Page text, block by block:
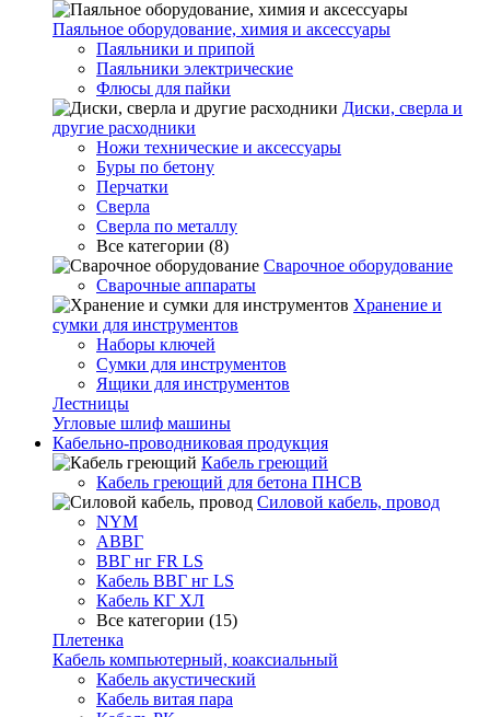
Паяльное оборудование, химия и аксессуары
Паяльники и припой
Паяльники электрические
Флюсы для пайки
Диски, сверла и
другие расходники
Ножи технические и аксессуары
Буры по бетону
Перчатки
Сверла
Сверла по металлу
Все категории (8)
Сварочное оборудование
Сварочные аппараты
Хранение и
сумки для инструментов
Наборы ключей
Сумки для инструментов
Ящики для инструментов
Лестницы
Угловые шлиф машины
Кабельно-проводниковая продукция
Кабель греющий
Кабель греющий для бетона ПНСВ
Силовой кабель, провод
NYM
АВВГ
ВВГ нг FR LS
Кабель ВВГ нг LS
Кабель КГ ХЛ
Все категории (15)
Плетенка
Кабель компьютерный, коаксиальный
Кабель акустический
Кабель витая пара